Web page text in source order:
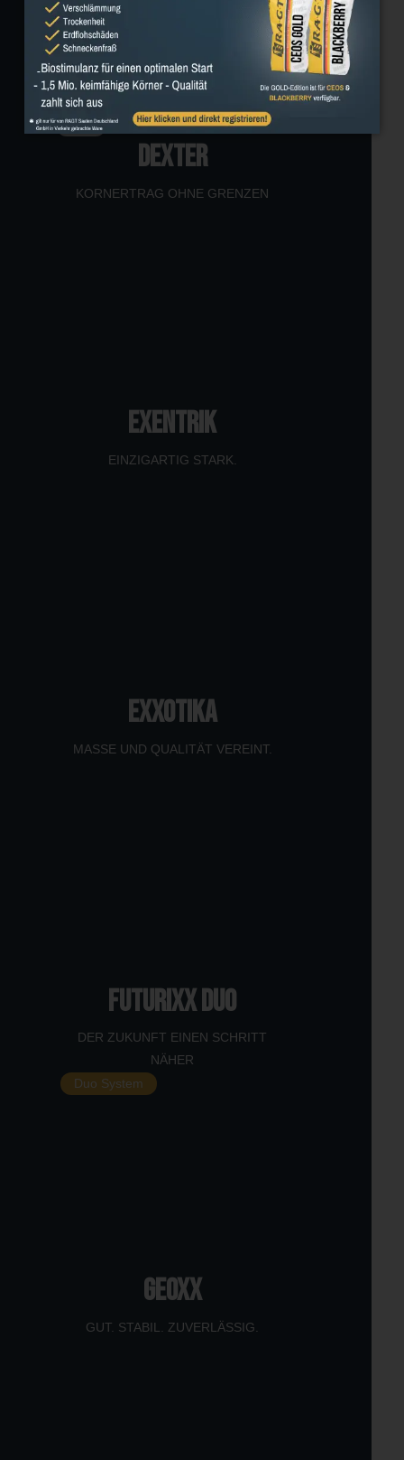
Neu
DEXTER
KORNERTRAG OHNE GRENZEN
EXENTRIK
EINZIGARTIG STARK.
EXXOTIKA
MASSE UND QUALITÄT VEREINT.
FUTURIXX DUO
DER ZUKUNFT EINEN SCHRITT
NÄHER
Duo System
GEOXX
GUT. STABIL. ZUVERLÄSSIG.